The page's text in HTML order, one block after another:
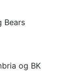
Bears
og BK